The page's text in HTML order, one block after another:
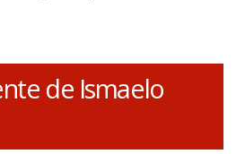
de Ismaelo